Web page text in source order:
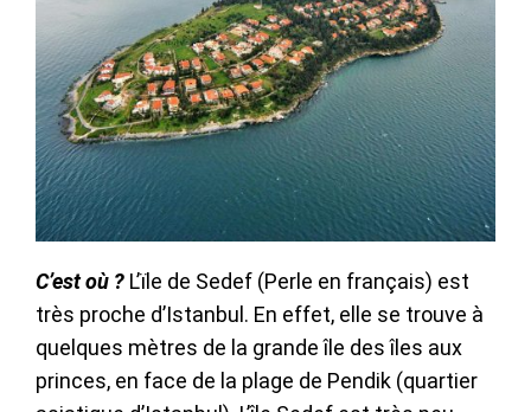
C’est où ? L’ïle de Sedef (Perle en français) est
très proche d’Istanbul. En effet, elle se trouve à
quelques mètres de la grande île des îles aux
princes, en face de la plage de Pendik (quartier